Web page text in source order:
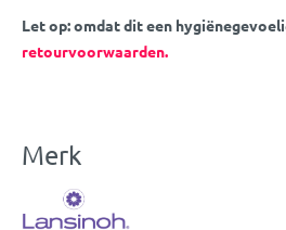
Let op: omdat dit een
retourvoorwaarden.
Merk